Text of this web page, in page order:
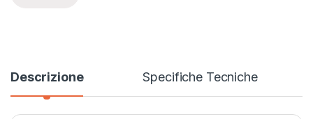
Descrizione Specifiche Tecniche